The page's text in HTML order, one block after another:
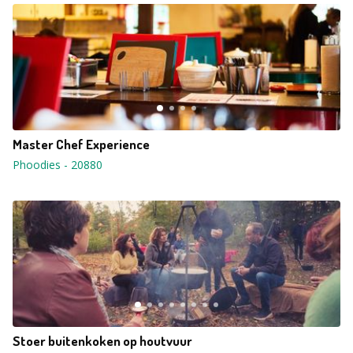
Master Chef Experience
Phoodies - 20880
Stoer buitenkoken op houtvuur